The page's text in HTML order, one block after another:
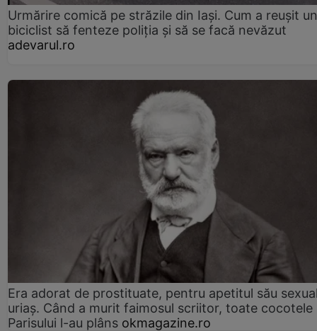
Urmărire comică pe străzile din Iași. Cum a reușit un
biciclist să fenteze poliția și să se facă nevăzut
adevarul.ro
Era adorat de prostituate, pentru apetitul său
uriaș. Când a murit faimosul scriitor, toate cocotele
Parisului l-au plâns okmagazine.ro